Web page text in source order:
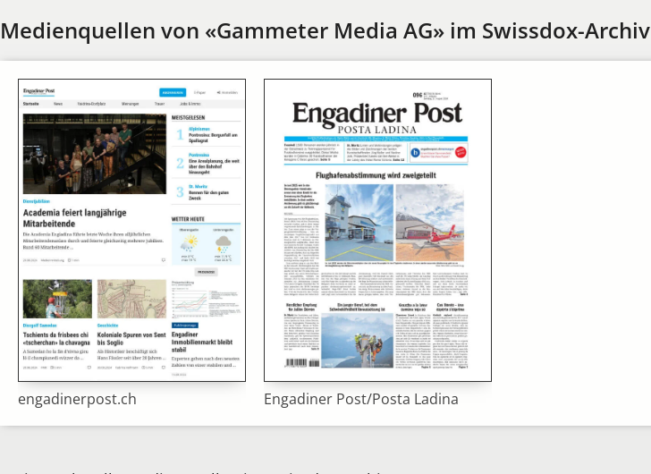
Medienquellen von «Gammeter Media AG» im Swissdox-Archiv
engadinerpost.ch Engadiner Post/Posta Ladina